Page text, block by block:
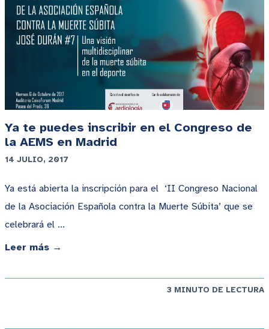
Ya te puedes inscribir en el Congreso de
la AEMS en Madrid
14 JULIO, 2017
Ya está abierta la inscripción para el ‘II Congreso Nacional
de la Asociación Española contra la Muerte Súbita’ que se
celebrará el …
Leer más →
3 MINUTO DE LECTURA